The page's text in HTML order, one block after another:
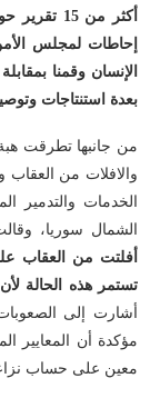
أكثر من
إحاطات لمجلس
بعدة استنتاجات
من جانبها تطرقت هبة
والافلات من العقاب
الخدمات والتدمير
الشمال سوريا،
أفلتت من العقاب
تستمر هذه الحالة
أشارت إلى
مؤكدة أن المعايير
معين على حساب